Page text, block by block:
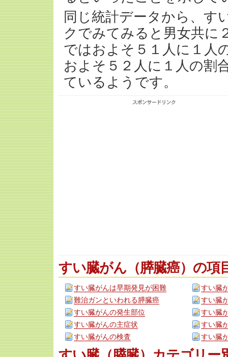
同じ統計データから、す
クでみてみると男女共に
ではおよそ５１人に１人
およそ５２人に１人の割
ているようです。
すい臓がん（膵臓癌）の項
すい臓がんは早期発見が困難
難治ガンといわれる膵臓癌
すい臓がんの発生部位
すい臓がんの主症状
すい臓がんの検査
すい臓
すい臓
すい臓
すい臓
すい臓